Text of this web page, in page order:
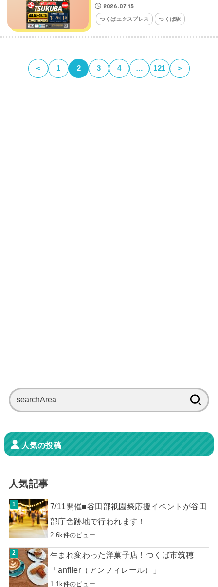
2026.07.15
つくばエクスプレス つくば駅
＜ 1 2 3 4 … 121 ＞
索:
人気の投稿
人気記事
7/11開催■谷田部祇園祭応援イベントが谷田
部庁舎跡地で行われます！
2.6k件のビュー
生まれ変わった洋菓子店！つくば市筑穂
「anfiler（アンフィレール）」
1.1k件のビュー